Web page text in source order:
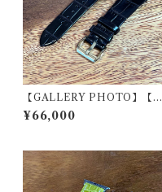
【GALLERY PHOTO】【無
二 / MUNI】最高級クロコダ
イル（ニロティカス）仕立て
マット（ラグ幅20mm）
¥66,000